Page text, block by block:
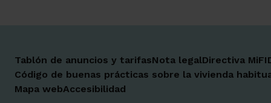
Tablón de anuncios y tarifasNota legalDirectiva
Código de buenas prácticas sobre la vivienda
Mapa webAccesibilidad